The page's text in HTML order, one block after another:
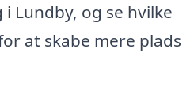
Lundby, og se hvilke
at skabe mere plads